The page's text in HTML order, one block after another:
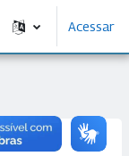
Acessar